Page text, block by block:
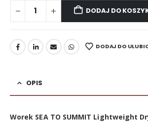
DODAJ DO
DODAJ DO
OPIS
Worek SEA TO SUMMIT Lightweight